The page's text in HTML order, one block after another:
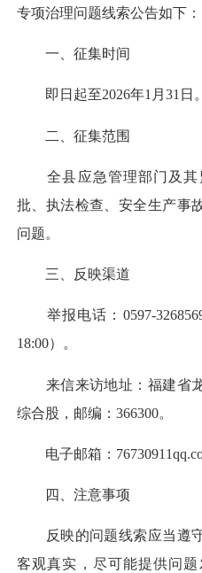
专项治理问题线索公告如下：
一、征集时间
即日起至2026年1月31日。
二、征集范围
全县应急管理部门及其
批、执法检查、安全生产事
问题。
三、反映渠道
举报电话：0597-3268569
18:00）。
来信来访地址：福建省龙
综合股，邮编：366300。
电子邮箱：
四、注意事项
反映的问题线索应当遵守
客观真实，尽可能提供问